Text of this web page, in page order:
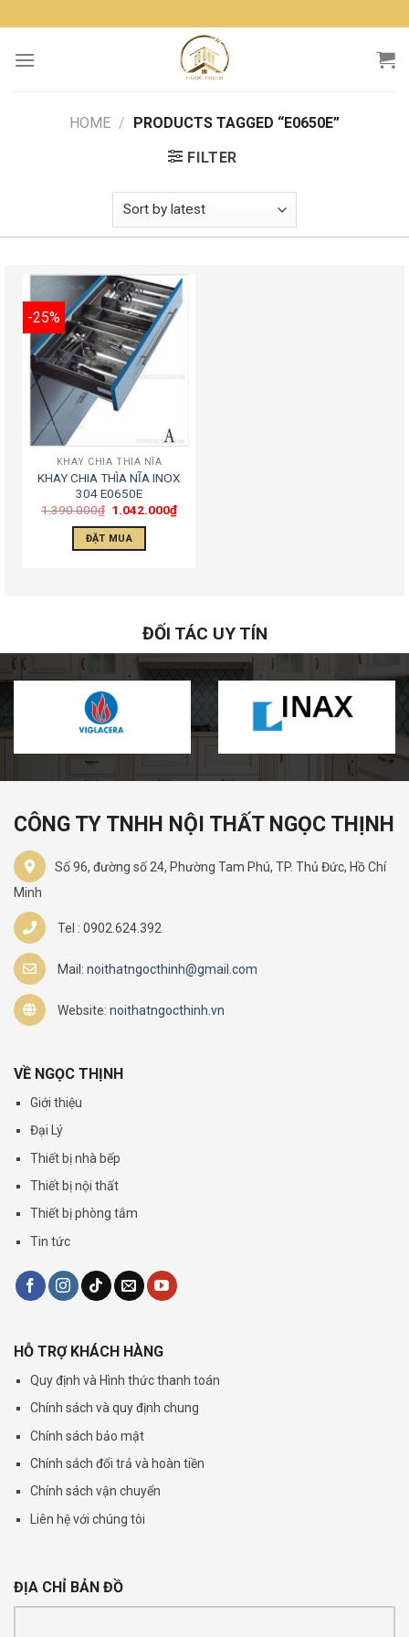
to
content
HOME / PRODUCTS TAGGED “E0650E”
FILTER
-25%
KHAY CHIA THÌA NĨA
KHAY CHIA THÌA NĨA INOX
304 E0650E
1.390.000₫ 1.042.000₫
ĐẶT MUA
ĐỐI TÁC UY TÍN
CÔNG TY TNHH NỘI THẤT NGỌC THỊNH
Số 96, đường số 24, Phường Tam Phú, TP. Thủ Đức, Hồ Chí
Minh
Tel : 0902.624.392
Mail: noithatngocthinh@gmail.com
Website: noithatngocthinh.vn
VỀ NGỌC THỊNH
Giới thiệu
Đại Lý
Thiết bị nhà bếp
Thiết bị nội thất
Thiết bị phòng tắm
Tin tức
HỖ TRỢ KHÁCH HÀNG
Quy định và Hình thức thanh toán
Chính sách và quy định chung
Chính sách bảo mật
Chính sách đổi trả và hoàn tiền
Chính sách vận chuyển
Liên hệ với chúng tôi
ĐỊA CHỈ BẢN ĐỒ